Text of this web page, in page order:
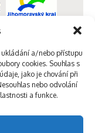
ukládání a/nebo přístupu
cookies. Souhlas s
jako je chování při
nebo odvolání
a funkce.